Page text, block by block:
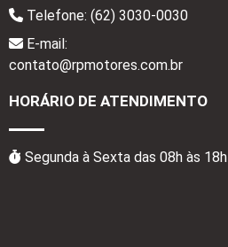
Telefone: (62) 3030-0030
E-mail:
contato@rpmotores.com.br
HORÁRIO DE ATENDIMENTO
Segunda à Sexta das 08h às 18h